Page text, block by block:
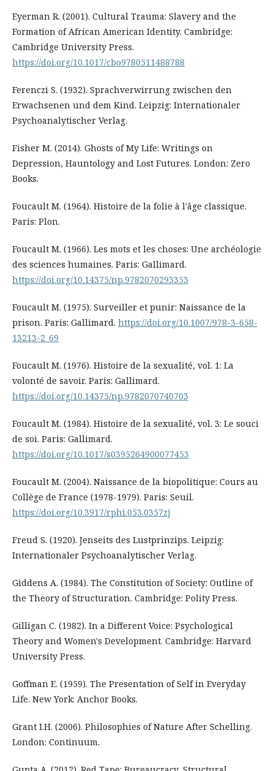
Eyerman R. (2001). Cultural Trauma: Slavery and the
Formation of African American Identity. Cambridge:
Cambridge University Press.
https://doi.org/10.1017/cbo9780511488788
Ferenczi S. (1932). Sprachverwirrung zwischen den
Erwachsenen und dem Kind. Leipzig: Internationaler
Psychoanalytischer Verlag.
Fisher M. (2014). Ghosts of My Life: Writings on
Depression, Hauntology and Lost Futures. London: Zero
Books.
Foucault M. (1964). Histoire de la folie à l'âge classique.
Paris: Plon.
Foucault M. (1966). Les mots et les choses: Une archéologie
des sciences humaines. Paris: Gallimard.
https://doi.org/10.14375/np.9782070293353
Foucault M. (1975). Surveiller et punir: Naissance de la
prison. Paris: Gallimard. https://doi.org/10.1007/978-3-658-
13213-2_69
Foucault M. (1976). Histoire de la sexualité, vol. 1: La
volonté de savoir. Paris: Gallimard.
https://doi.org/10.14375/np.9782070740703
Foucault M. (1984). Histoire de la sexualité, vol. 3: Le souci
de soi. Paris: Gallimard.
https://doi.org/10.1017/s0395264900077453
Foucault M. (2004). Naissance de la biopolitique: Cours au
Collège de France (1978-1979). Paris: Seuil.
https://doi.org/10.3917/rphi.053.0357zj
Freud S. (1920). Jenseits des Lustprinzips. Leipzig:
Internationaler Psychoanalytischer Verlag.
Giddens A. (1984). The Constitution of Society: Outline of
the Theory of Structuration. Cambridge: Polity Press.
Gilligan C. (1982). In a Different Voice: Psychological
Theory and Women's Development. Cambridge: Harvard
University Press.
Goffman E. (1959). The Presentation of Self in Everyday
Life. New York: Anchor Books.
Grant I.H. (2006). Philosophies of Nature After Schelling.
London: Continuum.